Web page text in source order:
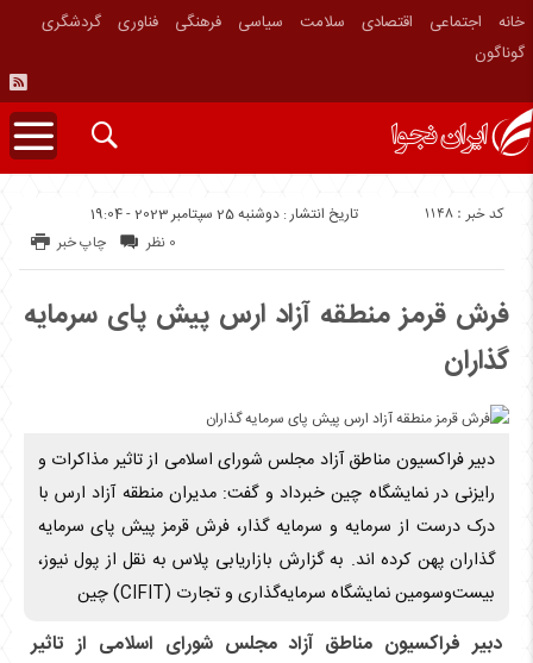
خانه اجتماعی اقتصادی سلامت سیاسی فرهنگی فناوری
گردشگری
گوناگون
تاریخ انتشار : دوشنبه 25 سپتامبر 2023 - 19:04 کد خبر : 1148
چاپ خبر 0 نظر
فرش قرمز منطقه آزاد ارس پیش پای سرمایه
گذاران
دبیر فراکسیون مناطق آزاد مجلس شورای اسلامی از تاثیر مذاکرات و
رایزنی در نمایشگاه چین خبرداد و گفت: مدیران منطقه آزاد ارس با
درک درست از سرمایه و سرمایه گذار، فرش قرمز پیش پای سرمایه
گذاران پهن کرده اند. به گزارش بازاریابی پلاس به نقل از پول نیوز،
بیست‌وسومین نمایشگاه سرمایه‌گذاری و تجارت (CIFIT) چین
دبیر فراکسیون مناطق آزاد مجلس شورای اسلامی از تاثیر